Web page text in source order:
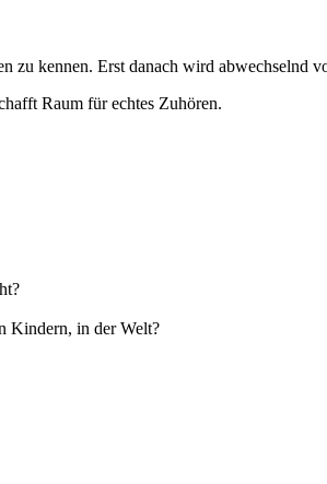
zu kennen. Erst danach wird abwechselnd
Raum für echtes Zuhören.
Kindern, in der Welt?